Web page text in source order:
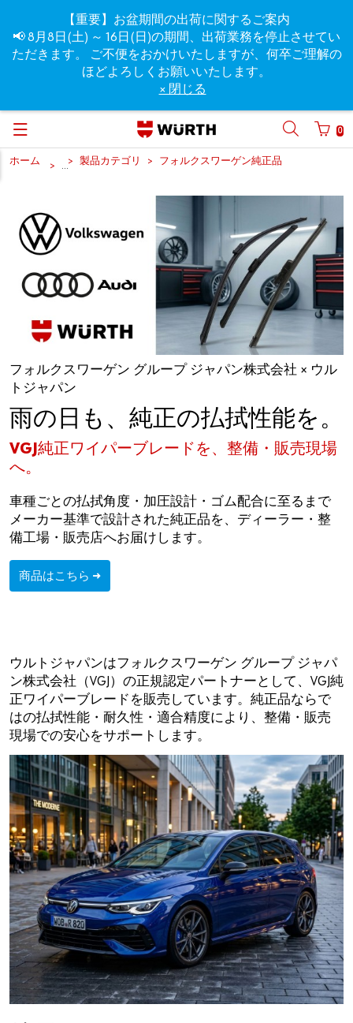
0
ホーム ... 製品カテゴリ フォルクスワーゲン純正品
フォルクスワーゲン グループ ジャパン株式会社 × ウル
トジャパン
雨の日も、純正の払拭性能を。
VGJ純正ワイパーブレードを、整備・販売現場
へ。
車種ごとの払拭角度・加圧設計・ゴム配合に至るまで
メーカー基準で設計された純正品を、ディーラー・整
備工場・販売店へお届けします。
商品はこちら →
ウルトジャパンはフォルクスワーゲン グループ ジャパ
ン株式会社（VGJ）の正規認定パートナーとして、VGJ純
正ワイパーブレードを販売しています。純正品ならで
はの払拭性能・耐久性・適合精度により、整備・販売
現場での安心をサポートします。
【重要】お盆期間の出荷に関するご案内
📢 8月8日(土) ～ 16日(日)の期間、出荷業務を停止させてい
ただきます。 ご不便をおかけいたしますが、何卒ご理解の
ほどよろしくお願いいたします。
× 閉じる